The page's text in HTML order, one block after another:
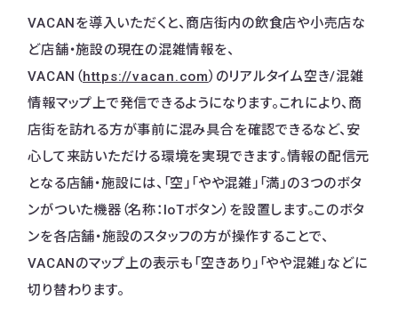
VACANを導入いただくと、商店街内の飲食店や小売店な
ど店舗・施設の現在の混雑情報を、
VACAN（https://vacan.com）のリアルタイム空き/混雑
情報マップ上で発信できるようになります。これにより、商
店街を訪れる方が事前に混み具合を確認できるなど、安
心して来訪いただける環境を実現できます。情報の配信元
となる店舗・施設には、「空」「やや混雑」「満」の３つのボタ
ンがついた機器（名称：IoTボタン）を設置します。このボタ
ンを各店舗・施設のスタッフの方が操作することで、
VACANのマップ上の表示も「空きあり」「やや混雑」などに
切り替わります。